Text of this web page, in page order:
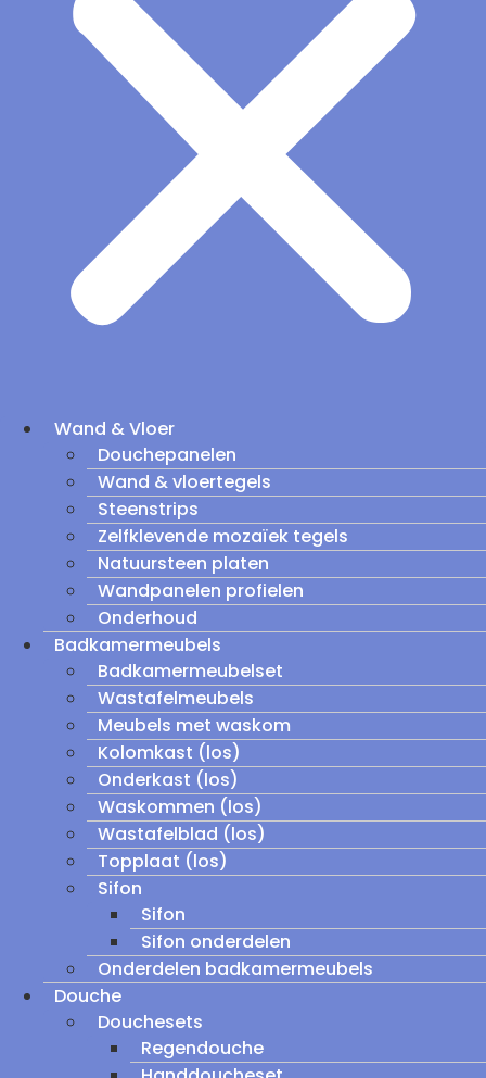
Wand & Vloer
Douchepanelen
Wand & vloertegels
Steenstrips
Zelfklevende mozaïek tegels
Natuursteen platen
Wandpanelen profielen
Onderhoud
Badkamermeubels
Badkamermeubelset
Wastafelmeubels
Meubels met waskom
Kolomkast (los)
Onderkast (los)
Waskommen (los)
Wastafelblad (los)
Topplaat (los)
Sifon
Sifon
Sifon onderdelen
Onderdelen badkamermeubels
Douche
Douchesets
Regendouche